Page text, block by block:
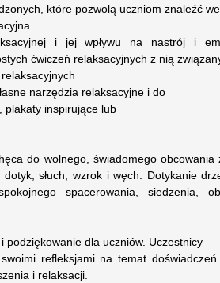
które pozwolą uczniom znaleźć
i jej wpływu na nastrój i
ćwiczeń relaksacyjnych z nią
narzędzia relaksacyjne i do
plakaty inspirujące lub
do wolnego, świadomego obcowania
słuch, wzrok i węch. Dotykanie
spacerowania, siedzenia,
podziękowanie dla uczniów. Uczestnicy
refleksjami na temat
i relaksacji.